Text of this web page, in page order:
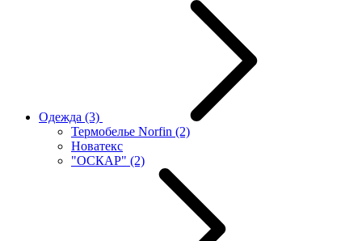
Одежда (3)
Термобелье Norfin (2)
Новатекс
"ОСКАР" (2)